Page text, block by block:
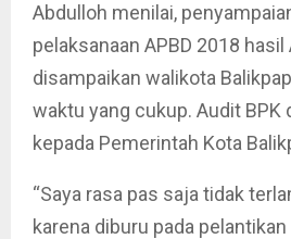
Abdulloh menilai,
pelaksanaan APBD 2018 hasil
disampaikan walikota
waktu yang cukup. Audit BPK
kepada Pemerintah Kota
“Saya rasa pas saja tidak
karena diburu pada pelantikan